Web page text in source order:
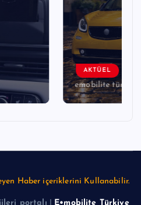
22, 2026
Haber içeriklerini Kullanabilir.
portalı E•mobilite Türkiye